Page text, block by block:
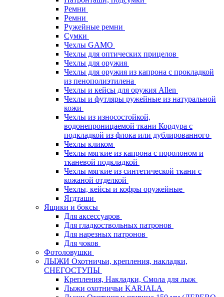
Ремни
Ремни
Ружейные ремни
Сумки
Чехлы GAMO
Чехлы для оптических прицелов
Чехлы для оружия
Чехлы для оружия из капрона с прокладкой
из пенополиэтилена
Чехлы и кейсы для оружия Allen
Чехлы и футляры ружейные из натуральной
кожи
Чехлы из износостойкой,
водонепроницаемой ткани Кордура с
подкладкой из флока или дублированного
Чехлы кликом
Чехлы мягкие из капрона с поролоном и
тканевой подкладкой
Чехлы мягкие из синтетической ткани с
кожаной отделкой
Чехлы, кейсы и кофры оружейные
Ягдташи
Ящики и боксы
Для аксессуаров
Для гладкоствольных патронов
Для нарезных патронов
Для чоков
Фотоловушки
ЛЫЖИ Охотничьи, крепления, накладки,
СНЕГОСТУПЫ
Крепления, Накладки, Смола для лыж
Лыжи охотничьи KARJALA